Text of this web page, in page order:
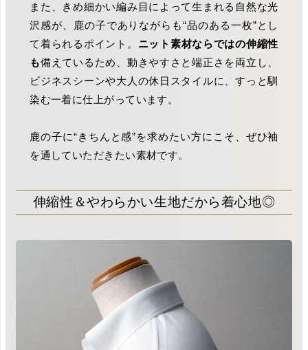
また、きめ細かい編み目によって生まれる自然な光
沢感が、鹿の子でありながらも“品のある一枚”とし
て着られるポイント。 ニット素材ならではの伸縮性
も備えているため、動きやすさと端正さを両立し、
ビジネスシーンや大人の休日スタイルに、すっと馴
染む一着に仕上がっています。
鹿の子に“きちんと感”を求めたい方にこそ、ぜひ袖
を通していただきたい素材です。
伸縮性＆やわらかい生地だから着心地◎